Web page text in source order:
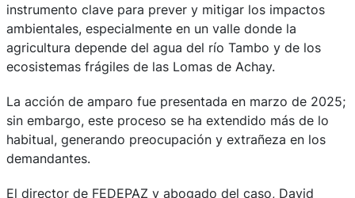
instrumento clave para prever y mitigar los impactos
ambientales, especialmente en un valle donde la
agricultura depende del agua del río Tambo y de los
ecosistemas frágiles de las Lomas de Achay.
La acción de amparo fue presentada en marzo de 2025;
sin embargo, este proceso se ha extendido más de lo
habitual, generando preocupación y extrañeza en los
demandantes.
El director de FEDEPAZ y abogado del caso, David